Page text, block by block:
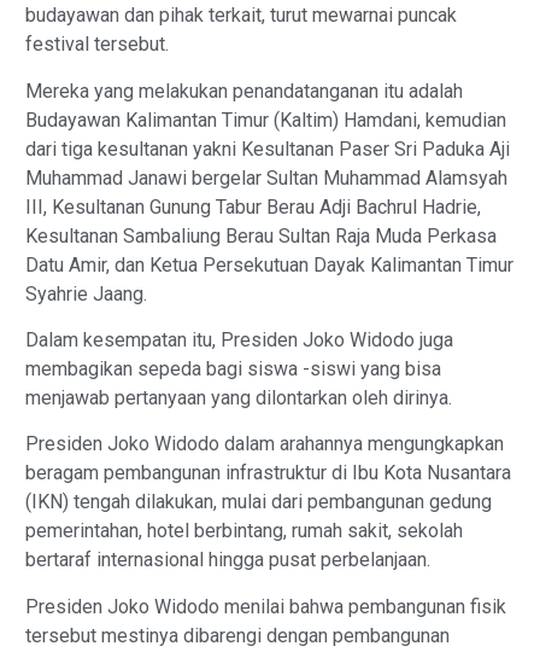
budayawan dan pihak terkait, turut mewarnai puncak
festival tersebut.
Mereka yang melakukan penandatanganan itu adalah
Budayawan Kalimantan Timur (Kaltim) Hamdani, kemudian
dari tiga kesultanan yakni Kesultanan Paser Sri Paduka Aji
Muhammad Janawi bergelar Sultan Muhammad Alamsyah
III, Kesultanan Gunung Tabur Berau Adji Bachrul Hadrie,
Kesultanan Sambaliung Berau Sultan Raja Muda Perkasa
Datu Amir, dan Ketua Persekutuan Dayak Kalimantan Timur
Syahrie Jaang.
Dalam kesempatan itu, Presiden Joko Widodo juga
membagikan sepeda bagi siswa -siswi yang bisa
menjawab pertanyaan yang dilontarkan oleh dirinya.
Presiden Joko Widodo dalam arahannya mengungkapkan
beragam pembangunan infrastruktur di Ibu Kota Nusantara
(IKN) tengah dilakukan, mulai dari pembangunan gedung
pemerintahan, hotel berbintang, rumah sakit, sekolah
bertaraf internasional hingga pusat perbelanjaan.
Presiden Joko Widodo menilai bahwa pembangunan fisik
tersebut mestinya dibarengi dengan pembangunan